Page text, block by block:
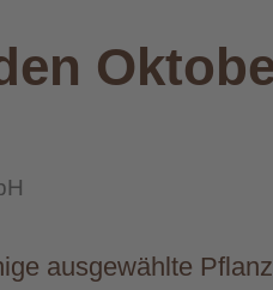
ausgewählte